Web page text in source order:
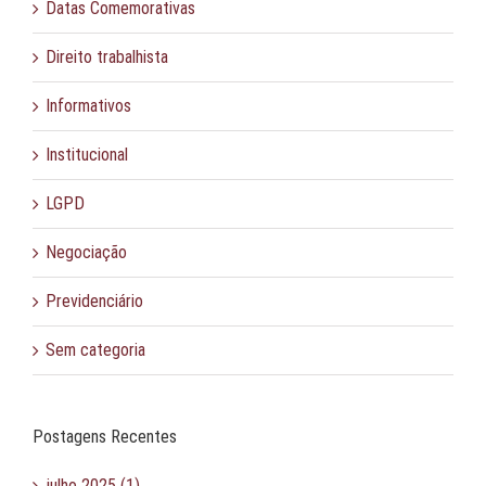
Datas Comemorativas
Direito trabalhista
Informativos
Institucional
LGPD
Negociação
Previdenciário
Sem categoria
Postagens Recentes